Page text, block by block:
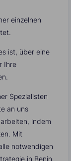
einzelnen
ist, über eine
Ihre
Spezialisten
an uns
indem
Mit
notwendigen
in Benin